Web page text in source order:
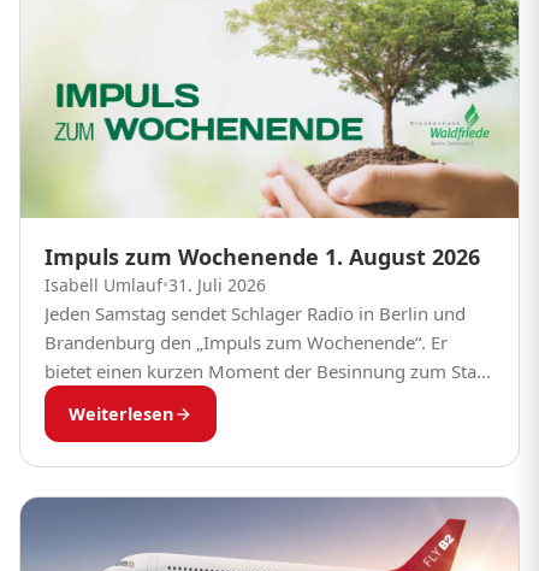
Impuls zum Wochenende 1. August 2026
Isabell Umlauf•31. Juli 2026
Jeden Samstag sendet Schlager Radio in Berlin und
Brandenburg den „Impuls zum Wochenende“. Er
bietet einen kurzen Moment der Besinnung zum Start
in den Samstag. Pfarrerinnen und Pfarrer aus dem...
Weiterlesen